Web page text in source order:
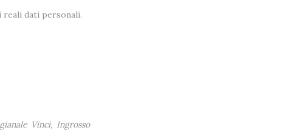
dati personali.
Vinci, Ingrosso